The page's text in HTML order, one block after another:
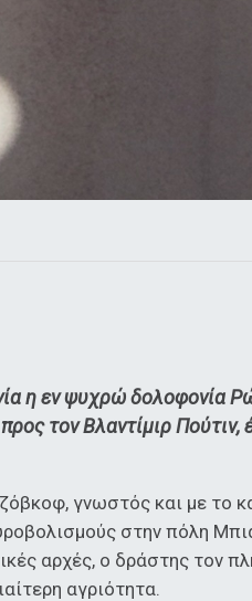
η εν ψυχρώ δολοφονία
τον Βλαντίμιρ Πούτιν,
γνωστός και με το
στην πόλη
αρχές, ο δράστης τον
αγριότητα.